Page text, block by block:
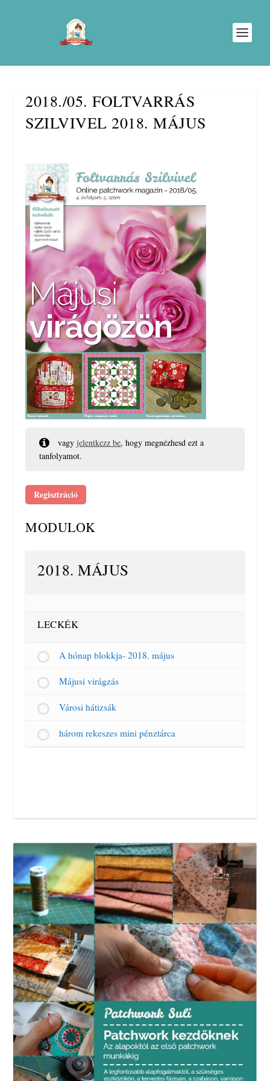
2018./05. FOLTVARRÁS
SZILVIVEL 2018. MÁJUS
vagyjelentkezz be, hogy megnézhesd ezt a
tanfolyamot.
Regisztráció
MODULOK
2018. MÁJUS
LECKÉK
A hónap blokkja- 2018. május
Májusi virágzás
Városi hátizsák
három rekeszes mini pénztárca